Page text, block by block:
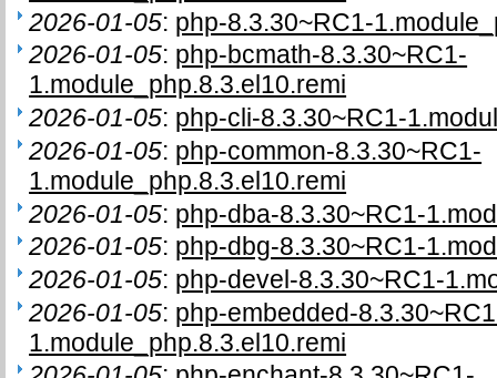
2026-01-05: php-8.3.30~RC1-
2026-01-05: php-bcmath-8.3.30~RC1-
1.module_php.8.3.el10.remi
2026-01-05: php-cli-8.3.30~RC1-
2026-01-05: php-common-8.3.30~RC1-
1.module_php.8.3.el10.remi
2026-01-05: php-dba-8.3.30~RC1-
2026-01-05: php-dbg-8.3.30~RC1-
2026-01-05: php-devel-8.3.30~RC1-
2026-01-05: php-embedded-
1.module_php.8.3.el10.remi